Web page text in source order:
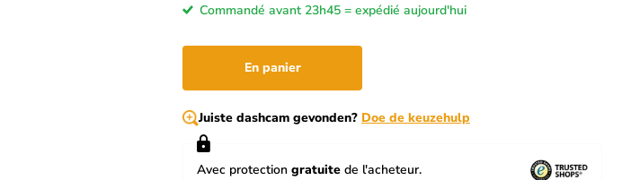
Commandé avant 23h45 = expédié aujourd'hui
En panier
Juiste dashcam gevonden? Doe de keuzehulp
Avec protection gratuite de l'acheteur.